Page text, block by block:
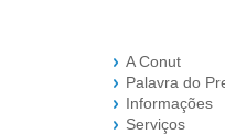
A Conut
Palavra do
Informações
Serviços